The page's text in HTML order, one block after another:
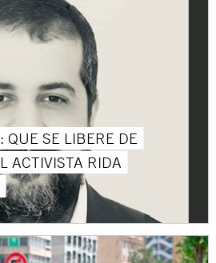
QUE SE LIBERE DE
ACTIVISTA RIDA